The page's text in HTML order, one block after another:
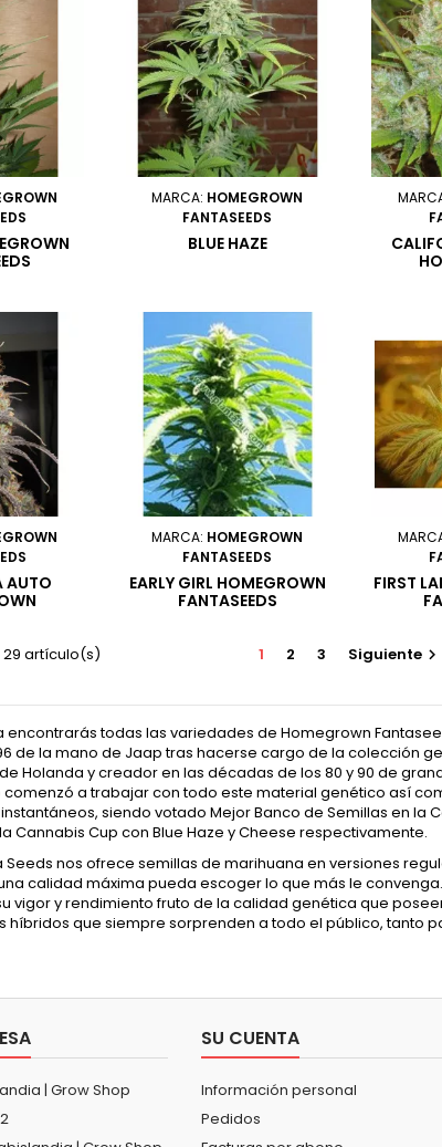
MARCA: HOMEGROWN
FANTASEEDS
BLUE HAZE
AUTO
MARCA: HOMEGROWN
FANTASEEDS
EARLY GIRL HOMEGROWN
FANTASEEDS
FIRST
29 artículo(s) 1 2 3 Siguiente 
encontrarás todas las variedades de Homegrown
de la mano de Jaap tras hacerse cargo de la colección
Holanda y creador en las décadas de los 80 y 90 de
comenzó a trabajar con todo este material genético así
siendo votado Mejor Banco de Semillas en la
Cannabis Cup con Blue Haze y Cheese respectivamente.
Seeds nos ofrece semillas de marihuana en versiones
calidad máxima pueda escoger lo que más le
vigor y rendimiento fruto de la calidad genética que
híbridos que siempre sorprenden a todo el público, tanto
| Grow Shop
SU CUENTA
Información personal
Pedidos